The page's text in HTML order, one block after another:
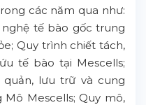
các năm qua như:
tế bào gốc trung
Quy trình chiết tách,
tế bào tại Mescells;
lưu trữ và cung
Mescells; Quy mô,